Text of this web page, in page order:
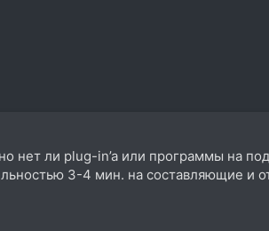
нет ли plug-in’a или программы на
3-4 мин. на составляющие и